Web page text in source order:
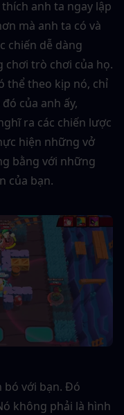
anh ta ngay lập
mà anh ta có và
chiến dễ dàng
chơi trò chơi của họ.
thể theo kịp nó, chỉ
của anh ấy,
ra các chiến lược
hiện những vở
bằng với những
của bạn.
bó với bạn. Đó
không phải là hình